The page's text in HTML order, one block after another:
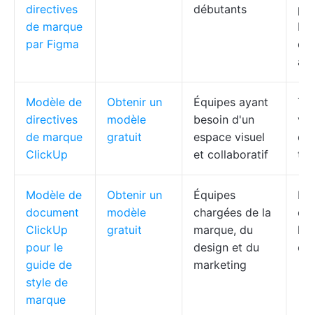
directives
de marque
par Figma
débutants
Modèle de
directives
de marque
ClickUp
Obtenir un
modèle
gratuit
Équipes ayant
besoin d'un
espace visuel
et collaboratif
Modèle de
document
ClickUp
pour le
guide de
style de
marque
Obtenir un
modèle
gratuit
Équipes
chargées de la
marque, du
design et du
marketing